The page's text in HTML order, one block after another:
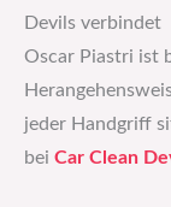
Devils verbindet
Oscar Piastri ist
jeder Handgriff
bei Car Clean